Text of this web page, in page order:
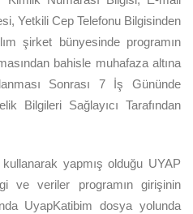
Yetkili Cep Telefonu Bilgisinden
şirket bünyesinde programın
bahisle muhafaza altına
Sonrası 7 İş Gününde
Bilgileri Sağlayıcı Tarafından
kullanarak yapmış olduğu UYAP
ve veriler programın girişinin
UyapKatibim dosya yolunda